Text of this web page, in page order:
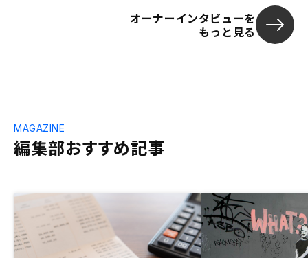
オーナーインタビューを
もっと見る
編集部おすすめ記事
MAGAZINE